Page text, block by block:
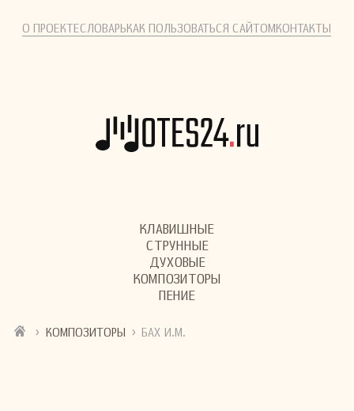
О ПРОЕКТЕСЛОВАРЬКАК ПОЛЬЗОВАТЬСЯ САЙТОМКОНТАКТЫ
КЛАВИШНЫЕ
СТРУННЫЕ
ДУХОВЫЕ
КОМПОЗИТОРЫ
ПЕНИЕ
› КОМПОЗИТОРЫ › БАХ И.М.